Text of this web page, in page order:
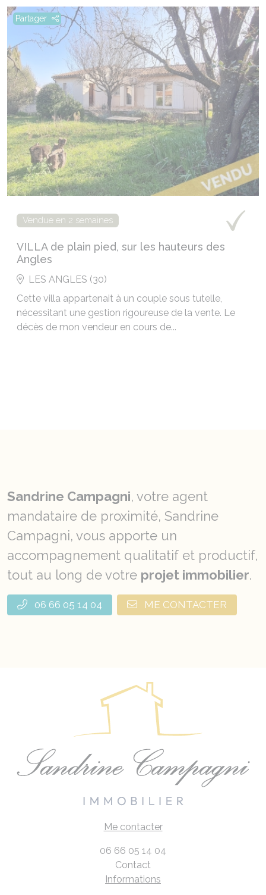
Partager
Vendue en 2 semaines
VILLA de plain pied, sur les hauteurs des
Angles
LES ANGLES (30)
Cette villa appartenait à un couple sous tutelle,
nécessitant une gestion rigoureuse de la vente. Le
décès de mon vendeur en cours de...
Sandrine Campagni, votre agent
mandataire de proximité, Sandrine
Campagni, vous apporte un
accompagnement qualitatif et productif,
tout au long de votre projet immobilier.
06 66 05 14 04 ME CONTACTER
Me contacter
06 66 05 14 04
Contact
Informations